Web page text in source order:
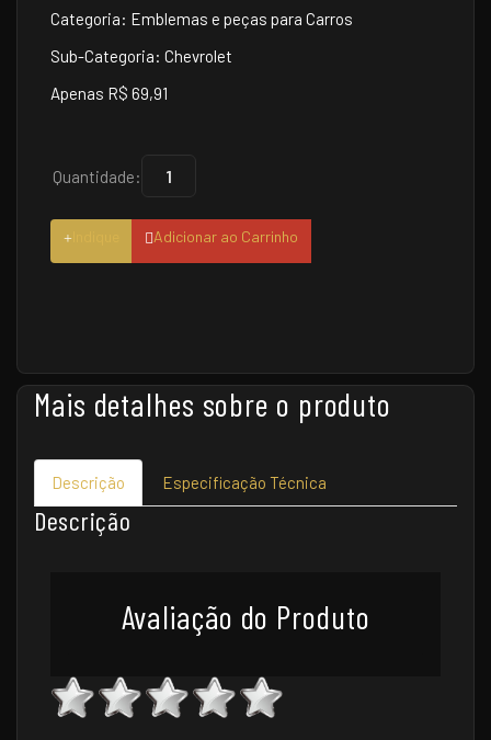
Categoria: Emblemas e peças para Carros
Sub-Categoria: Chevrolet
Apenas R$ 69,91
Quantidade:
Adicionar ao Carrinho
Mais detalhes sobre o produto
Descrição Especificação Técnica
Descrição
Avaliação do Produto